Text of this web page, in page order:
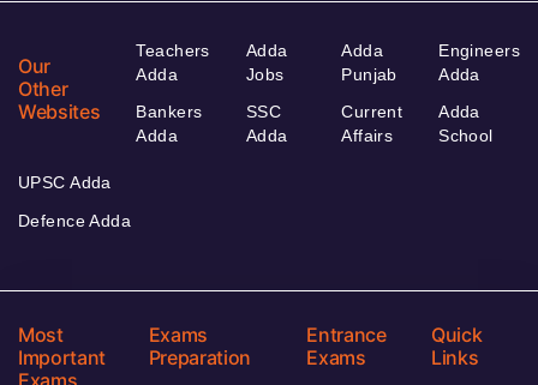
Our
Other
Websites
Teachers
Adda
Bankers
Adda
Adda
Jobs
SSC
Adda
Adda
Punjab
Current
Affairs
Engineers
Adda
Adda
School
UPSC Adda
Defence Adda
Most
Important
Exams
Preparation
Entrance
Exams
Quick
Links